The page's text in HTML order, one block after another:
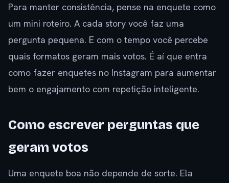
Para manter consistência, pense na enquete como
um mini roteiro. A cada story você faz uma
pergunta pequena. E com o tempo você percebe
quais formatos geram mais votos. É aí que entra
como fazer enquetes no Instagram para aumentar
bem o engajamento com repetição inteligente.
Como escrever perguntas que
geram votos
Uma enquete boa não depende de sorte. Ela